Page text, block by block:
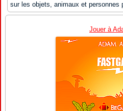
sur les objets, animaux et personnes
Jouer à